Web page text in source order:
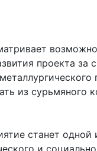
проекта за
из сурьмяного
станет одной
и